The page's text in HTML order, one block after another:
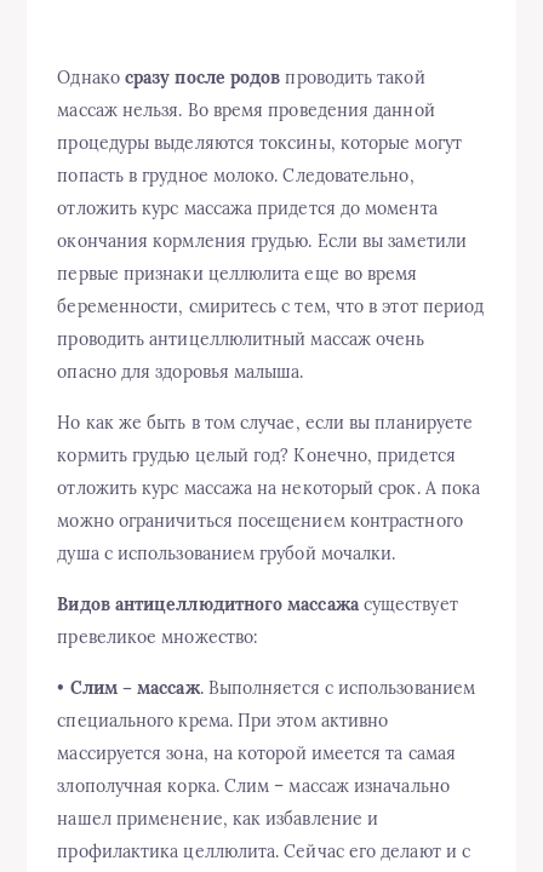
Однако сразу после родов проводить такой
массаж нельзя. Во время проведения данной
процедуры выделяются токсины, которые могут
попасть в грудное молоко. Следовательно,
отложить курс массажа придется до момента
окончания кормления грудью. Если вы заметили
первые признаки целлюлита еще во время
беременности, смиритесь с тем, что в этот период
проводить антицеллюлитный массаж очень
опасно для здоровья малыша.
Но как же быть в том случае, если вы планируете
кормить грудью целый год? Конечно, придется
отложить курс массажа на некоторый срок. А пока
можно ограничиться посещением контрастного
душа с использованием грубой мочалки.
Видов антицеллюдитного массажасуществует
превеликое множество:
• Слим – массаж. Выполняется с использованием
специального крема. При этом активно
массируется зона, на которой имеется та самая
злополучная корка. Слим – массаж изначально
нашел применение, как избавление и
профилактика целлюлита. Сейчас его делают и с